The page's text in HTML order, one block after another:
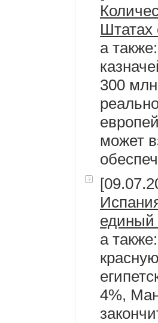
Штатах
а
300
может
а
4%,